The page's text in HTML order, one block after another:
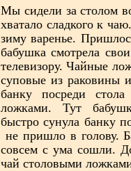
Мы сидели за столом
хватало сладкого к
зиму варенье.
бабушка смотрела
телевизору. Чайные
суповые из
банку посреди
ложками. Тут
быстро сунула банку
не пришло в голову.
совсем с ума сошли.
чай столовыми